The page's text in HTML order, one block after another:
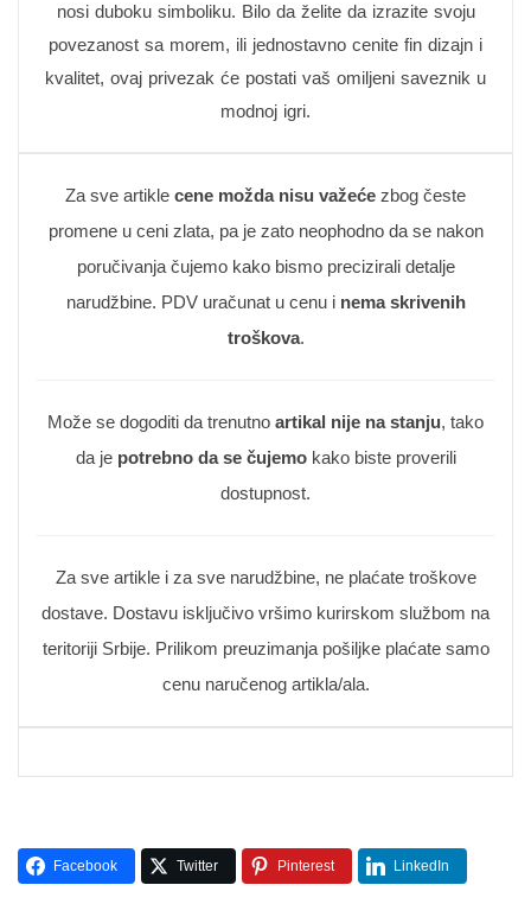
nosi duboku simboliku. Bilo da želite da izrazite svoju
povezanost sa morem, ili jednostavno cenite fin dizajn i
kvalitet, ovaj privezak će postati vaš omiljeni saveznik u
modnoj igri.
Za sve artikle cene možda nisu važeće zbog česte
promene u ceni zlata, pa je zato neophodno da se nakon
poručivanja čujemo kako bismo precizirali detalje
narudžbine. PDV uračunat u cenu i nema skrivenih
troškova.
Može se dogoditi da trenutno artikal nije na stanju, tako
da je potrebno da se čujemokako biste proverili
dostupnost.
Za sve artikle i za sve narudžbine, ne plaćate troškove
dostave. Dostavu isključivo vršimo kurirskom službom na
teritoriji Srbije. Prilikom preuzimanja pošiljke plaćate samo
cenu naručenog artikla/ala.
Facebook Twitter Pinterest LinkedIn